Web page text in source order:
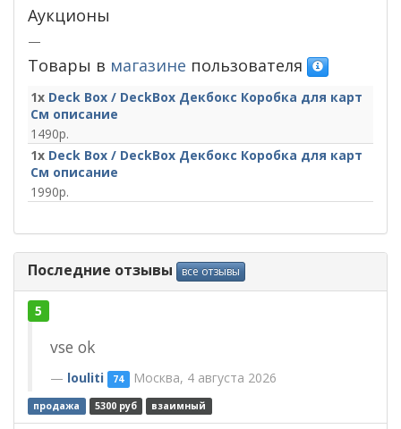
Аукционы
—
Товары в магазине пользователя
1x Deck Box / DeckBox Декбокс Коробка для карт
См описание
1490
1x Deck Box / DeckBox Декбокс Коробка для карт
См описание
1990
Последние отзывы все отзывы
5
vse ok
louliti 74 Москва, 4 августа 2026
продажа 5300 руб взаимный